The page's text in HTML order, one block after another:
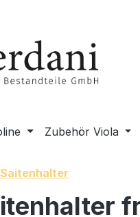
Zubehör Viola
Saitenhalter